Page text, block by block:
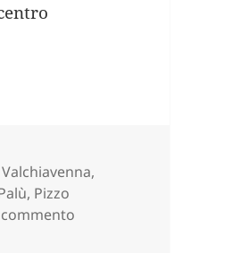
da Madesimo (SO).
Valchiavenna,
, Pizzo